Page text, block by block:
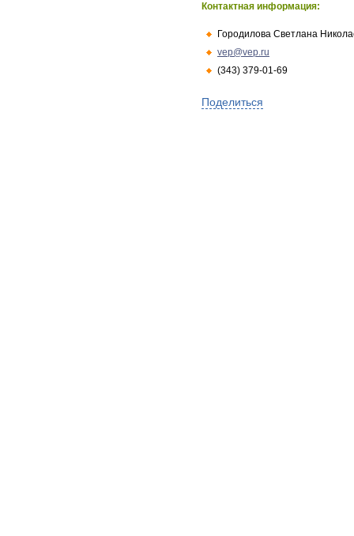
Контактная информация:
Городилова Светлана
vep@vep.ru
(343) 379-01-69
Поделиться